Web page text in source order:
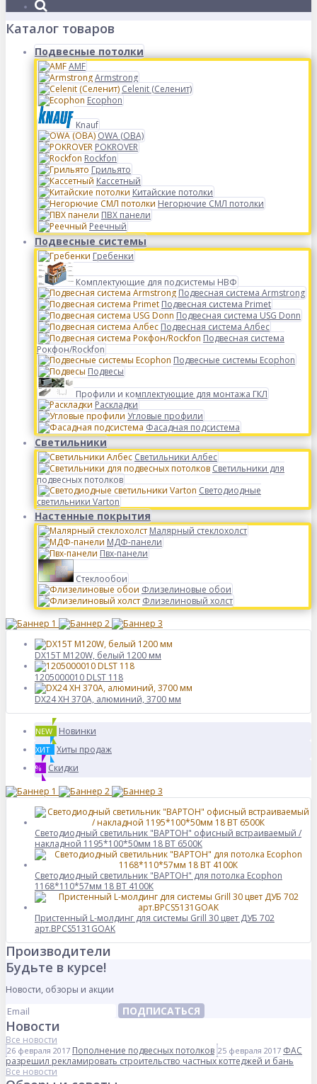
Каталог товаров
Подвесные потолки
AMF
Armstrong
Celenit (Селенит)
Ecophon
Knauf
OWA (ОВА)
POKROVER
Rockfon
Грильято
Кассетный
Китайские потолки
Негорючие СМЛ потолки
ПВХ панели
Реечный
Подвесные системы
Гребенки
Комплектующие для подсистемы НВФ
Подвесная система Armstrong
Подвесная система Primet
Подвесная система USG Donn
Подвесная система Албес
Подвесная система
Рокфон/Rockfon
Подвесные системы Ecophon
Подвесы
Профили и комплектующие для монтажа ГКЛ
Раскладки
Угловые профили
Фасадная подсистема
Светильники
Светильники Албес
Светильники для
подвесных потолков
Светодиодные
светильники Varton
Настенные покрытия
Малярный стеклохолст
МДФ-панели
Пвх-панели
Стеклообои
Флизелиновые обои
Флизелиновый холст
DX15T M120W, белый 1200 мм
1205000010 DLST 118
DX24 XH 370A, алюминий, 3700 мм
NEW Новинки
ХИТ Хиты продаж
% Скидки
Светодиодный светильник "ВАРТОН" офисный встраиваемый /
накладной 1195*100*50мм 18 ВТ 6500К
Светодиодный светильник "ВАРТОН" для потолка Ecophon
1168*110*57мм 18 ВТ 4100К
Пристенный L-молдинг для системы Grill 30 цвет ДУБ 702
арт.BPCS5131GOAK
Производители
Будьте в курсе!
Новости, обзоры и акции
ПОДПИСАТЬСЯ
Новости
Все новости
26 февраля 2017 Пополнение подвесных потолков 25 февраля 2017 ФАС
разрешил рекламировать строительство частных коттеджей и бань
Все новости